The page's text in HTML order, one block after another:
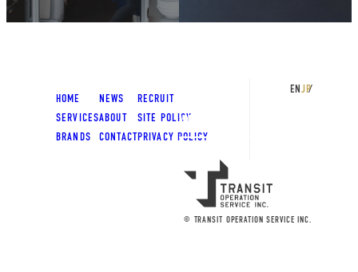
VIEW MORE
HOME
SERVICES
BRANDS
NEWS
ABOUT
CONTACT
RECRUIT
SITE POLICY
PRIVACY POLICY
ENJP
© TRANSIT OPERATION SERVICE INC.